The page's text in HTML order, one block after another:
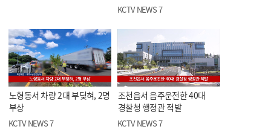
KCTV NEWS 7
노형동서 차량 2대 부딪혀, 2명
부상
KCTV NEWS 7
조천읍서 음주운전한 40대
경찰청 행정관 적발
KCTV NEWS 7